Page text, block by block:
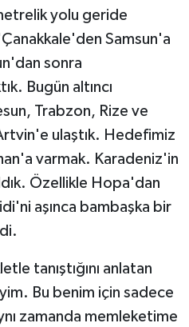
yolu geride
Samsun'a
sonra
Bugün altıncı
Trabzon, Rize ve
ulaştık. Hedefimiz
varmak. Karadeniz'in
Özellikle Hopa'dan
aşınca bambaşka bir
tanıştığını anlatan
Bu benim için sadece
zamanda memleketime